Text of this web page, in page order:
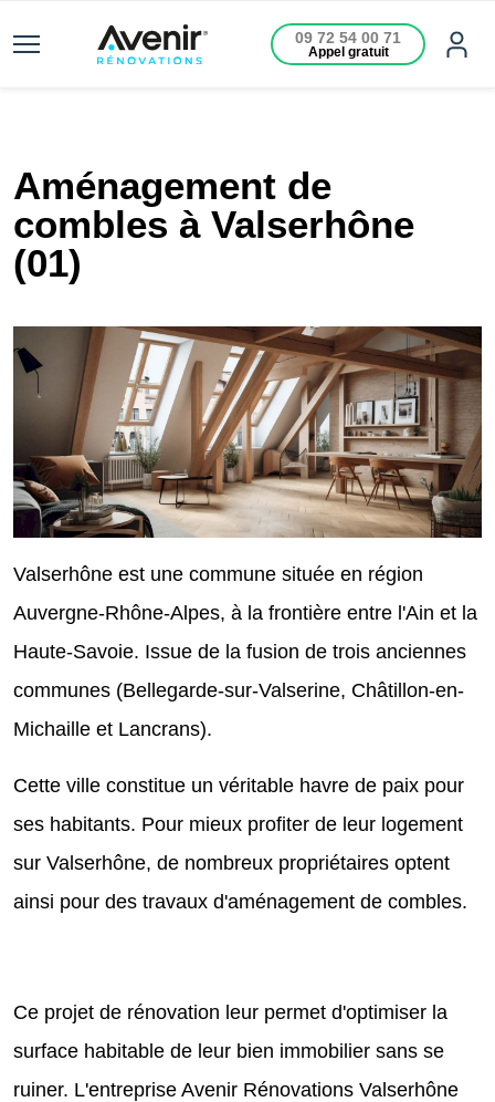
09 72 54 00 71
Appel gratuit
Aménagement de
combles à Valserhône
(01)
Valserhône est une commune située en région
Auvergne-Rhône-Alpes, à la frontière entre l'Ain et la
Haute-Savoie. Issue de la fusion de trois anciennes
communes (Bellegarde-sur-Valserine, Châtillon-en-
Michaille et Lancrans).
Cette ville constitue un véritable havre de paix pour
ses habitants. Pour mieux profiter de leur logement
sur Valserhône, de nombreux propriétaires optent
ainsi pour des travaux d'aménagement de combles.
Ce projet de rénovation leur permet d'optimiser la
surface habitable de leur bien immobilier sans se
ruiner. L'entreprise Avenir Rénovations Valserhône